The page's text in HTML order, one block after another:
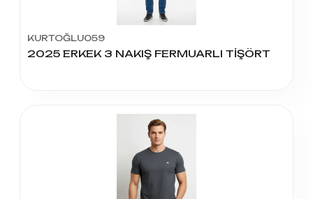
KURTOĞLU059
2025 ERKEK 3 NAKIŞ FERMUARLI TİŞÖRT